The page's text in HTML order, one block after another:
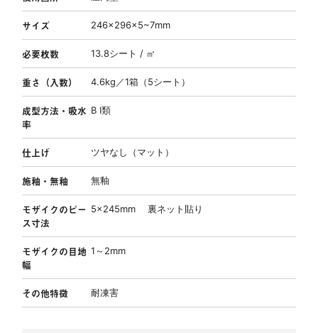
サイズ 246×296×5~7mm
必要枚数 13.8シート / ㎡
重さ（入数） 4.6kg／1箱（5シート）
成型方法・吸水
率
B Ⅰ類
仕上げ ツヤなし（マット）
施釉・無釉 無釉
モザイクのピー
ス寸法
5×245mm 裏ネット貼り
モザイクの目地
幅
1～2mm
その他特徴 耐凍害